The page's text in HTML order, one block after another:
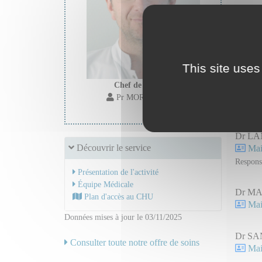
Chef de service :
Pr MOREL Jerome
Découvrir le service
Présentation de l'activité
Équipe Médicale
Plan d'accès au CHU
Données mises à jour le 03/11/2025
Consulter toute notre offre de soins
Dr
Dr
Dr
Dr
This site